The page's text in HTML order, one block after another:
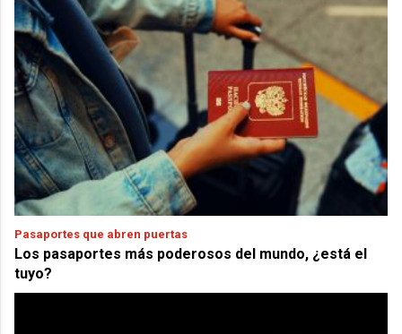
Pasaportes que abren puertas
Los pasaportes más poderosos del mundo, ¿está el
tuyo?